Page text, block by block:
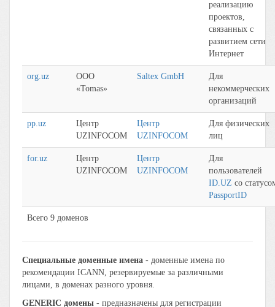
реализацию
проектов,
связанных с
развитием сети
Интернет
org.uz
ООО
«Tomas»
Saltex GmbH
Для
некоммерческих
организаций
pp.uz
Центр
UZINFOCOM
Центр
UZINFOCOM
Для физических
лиц
for.uz
Центр
UZINFOCOM
Центр
UZINFOCOM
Для
пользователей
ID.UZ со
PassportID
Всего 9 доменов
Специальные доменные имена - доменные имена по
рекомендации ICANN, резервируемые за различными
лицами, в доменах разного уровня.
GENERIC домены - предназначены для регистрации